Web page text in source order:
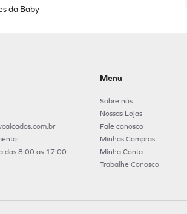
da Baby
das 8:00 as 17:00
Menu
Sobre nós
Nossas Lojas
Fale conosco
Minhas Compras
Minha Conta
Trabalhe Conosco